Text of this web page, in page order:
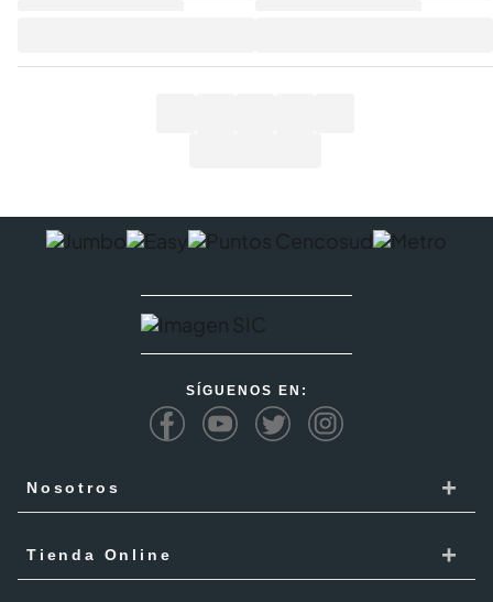
SÍGUENOS EN:
Nosotros +
Responsabilidad Social
Tienda Online +